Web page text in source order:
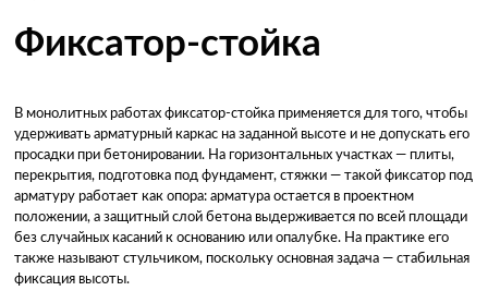
Фиксатор-стойка
В монолитных работах фиксатор-стойка применяется для того, чтобы
удерживать арматурный каркас на заданной высоте и не допускать его
просадки при бетонировании. На горизонтальных участках — плиты,
перекрытия, подготовка под фундамент, стяжки — такой фиксатор под
арматуру работает как опора: арматура остается в проектном
положении, а защитный слой бетона выдерживается по всей площади
без случайных касаний к основанию или опалубке. На практике его
также называют стульчиком, поскольку основная задача — стабильная
фиксация высоты.